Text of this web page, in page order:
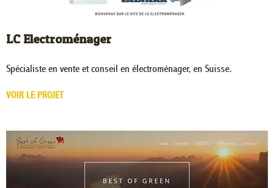
LC Electroménager
Spécialiste en vente et conseil en électroménager, en Suisse.
VOIR LE PROJET